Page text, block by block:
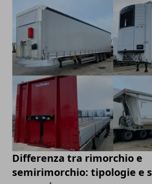
Differenza tra rimorchio e
semirimorchio: tipologie e